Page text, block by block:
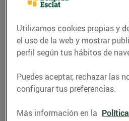
Utilizamos cookies propias y
el uso de la web y mostrar
perfil según tus hábitos de
Puedes aceptar, rechazar las
configurar tus preferencias.
Más información en la